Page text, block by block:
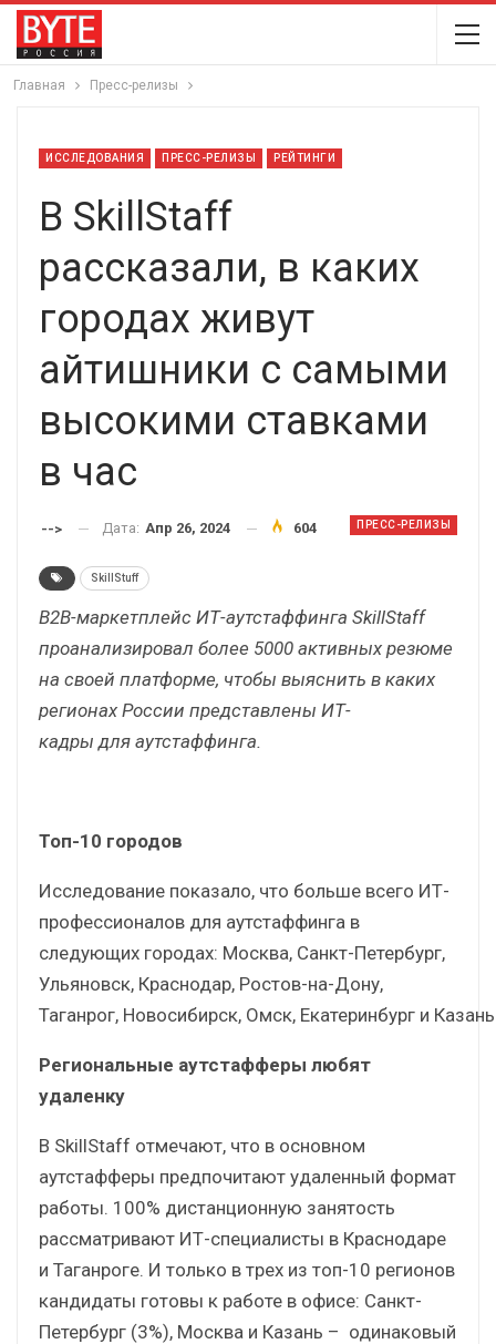
Главная Пресс-релизы
ИССЛЕДОВАНИЯ ПРЕСС-РЕЛИЗЫ РЕЙТИНГИ
В SkillStaff
рассказали, в каких
городах живут
айтишники с самыми
высокими ставками
в час
ПРЕСС-РЕЛИЗЫ
--> Дата: Апр 26, 2024 604
SkillStuff
B2B-маркетплейс ИТ-аутстаффинга SkillStaff
проанализировал более 5000 активных резюме
на своей платформе, чтобы выяснить в каких
регионах России представлены ИТ-
кадры для аутстаффинга.
Топ-10 городов
Исследование показало, что больше всего ИТ-
профессионалов для аутстаффинга в
следующих городах: Москва, Санкт-Петербург,
Ульяновск, Краснодар, Ростов-на-Дону,
Таганрог, Новосибирск, Омск, Екатеринбург и
Региональные аутстафферы любят
удаленку
В SkillStaff отмечают, что в основном
аутстафферы предпочитают удаленный формат
работы. 100% дистанционную занятость
рассматривают ИТ-специалисты в Краснодаре
и Таганроге. И только в трех из топ-10 регионов
кандидаты готовы к работе в офисе: Санкт-
Петербург (3%), Москва и Казань – одинаковый